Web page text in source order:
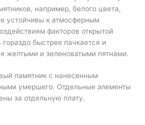
например, белого цвета,
устойчивы к атмосферным
факторов открытой
быстрее пачкается и
желтыми и зеленоватыми пятнами.
памятник с нанесенным
умершего. Отдельные элементы
за отдельную плату.